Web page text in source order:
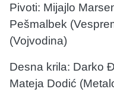
Pivoti: Mijajlo
Pešmalbek
(Vojvodina)
Desna krila: Darko
Mateja Dodić